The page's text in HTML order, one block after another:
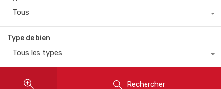
Tous
Type de bien
Tous les types
Rechercher